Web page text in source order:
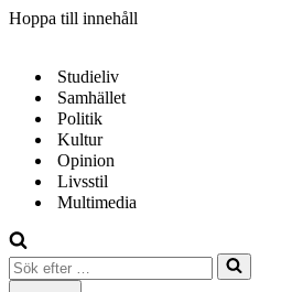
Hoppa till innehåll
Studieliv
Samhället
Politik
Kultur
Opinion
Livsstil
Multimedia
Sök
efter